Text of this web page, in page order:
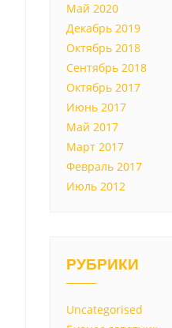
Май 2020
Декабрь 2019
Октябрь 2018
Сентябрь 2018
Октябрь 2017
Июнь 2017
Май 2017
Март 2017
Февраль 2017
Июль 2012
РУБРИКИ
Uncategorised